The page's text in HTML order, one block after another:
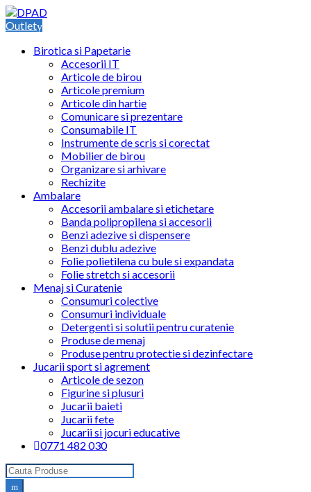
Skip
to
Skip
to
Outlet
Birotica si Papetarie
Accesorii IT
Articole de birou
Articole premium
Articole din hartie
Comunicare si prezentare
Consumabile IT
Instrumente de scris si corectat
Mobilier de birou
Organizare si arhivare
Rechizite
Ambalare
Accesorii ambalare si etichetare
Banda polipropilena si accesorii
Benzi adezive si dispensere
Benzi dublu adezive
Folie polietilena cu bule si expandata
Folie stretch si accesorii
Menaj si Curatenie
Consumuri colective
Consumuri individuale
Detergenti si solutii pentru curatenie
Produse de menaj
Produse pentru protectie si dezinfectare
Jucarii sport si agrement
Articole de sezon
Figurine si plusuri
Jucarii baieti
Jucarii fete
Jucarii si jocuri educative
0771 482 030
Search
for: